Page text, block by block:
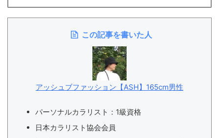
この記事を書いた人
アッシュブファッション【ASH】165cm男性
パーソナルカラリスト：1級資格
日本カラリスト協会会員